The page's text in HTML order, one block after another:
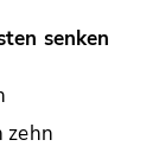
senken
zehn